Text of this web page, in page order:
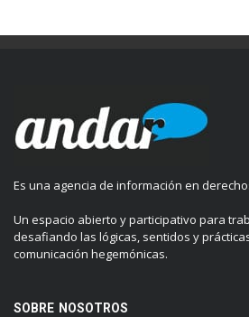
Es una agencia de información en
Un espacio abierto y participativo para
desafiando las lógicas, sentidos y
comunicación hegemónicas.
SOBRE NOSOTROS